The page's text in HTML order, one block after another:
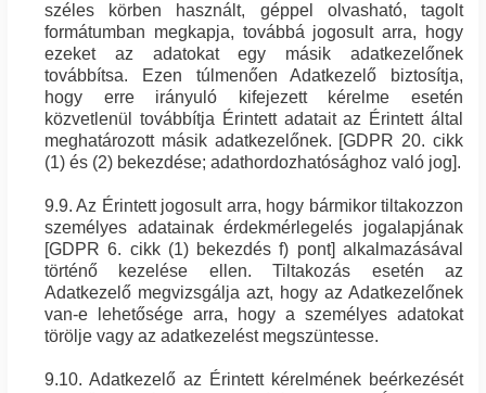
széles körben használt, géppel olvasható, tagolt
formátumban megkapja, továbbá jogosult arra, hogy
ezeket az adatokat egy másik adatkezelőnek
továbbítsa. Ezen túlmenően Adatkezelő biztosítja,
hogy erre irányuló kifejezett kérelme esetén
közvetlenül továbbítja Érintett adatait az Érintett által
meghatározott másik adatkezelőnek. [GDPR 20. cikk
(1) és (2) bekezdése; adathordozhatósághoz való jog].
9.9. Az Érintett jogosult arra, hogy bármikor tiltakozzon
személyes adatainak érdekmérlegelés jogalapjának
[GDPR 6. cikk (1) bekezdés f) pont] alkalmazásával
történő kezelése ellen. Tiltakozás esetén az
Adatkezelő megvizsgálja azt, hogy az Adatkezelőnek
van-e lehetősége arra, hogy a személyes adatokat
törölje vagy az adatkezelést megszüntesse.
9.10. Adatkezelő az Érintett kérelmének beérkezését